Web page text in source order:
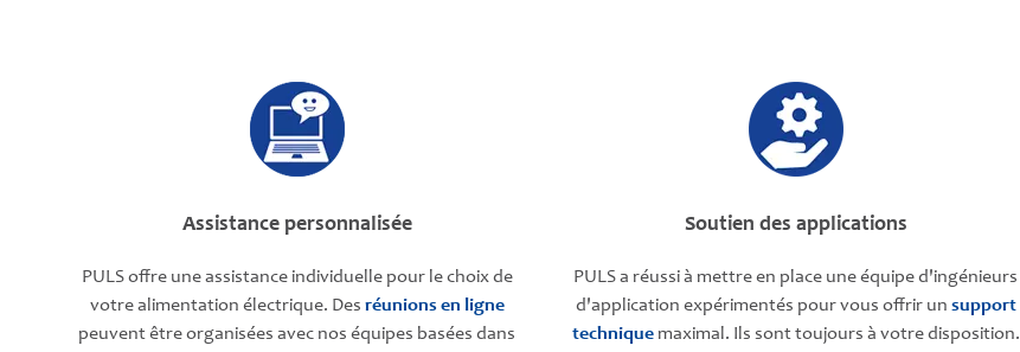
Assistance personnalisée
PULS offre une assistance individuelle pour le choix de
votre alimentation électrique. Des réunions en ligne
peuvent être organisées avec nos équipes basées dans
Soutien des applications
PULS a réussi à mettre en place une équipe d'ingénieurs
d'application expérimentés pour vous offrir un support
techniquemaximal. Ils sont toujours à votre disposition.